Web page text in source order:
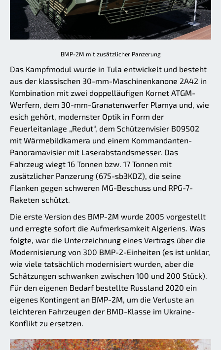
BMP-2M mit zusätzlicher Panzerung
Das Kampfmodul wurde in Tula entwickelt und besteht
aus der klassischen 30-mm-Maschinenkanone 2A42 in
Kombination mit zwei doppelläufigen Kornet ATGM-
Werfern, dem 30-mm-Granatenwerfer Plamya und, wie
esich gehört, modernster Optik in Form der
Feuerleitanlage „Redut“, dem Schützenvisier B09S02
mit Wärmebildkamera und einem Kommandanten-
Panoramavisier mit Laserabstandsmesser. Das
Fahrzeug wiegt 16 Tonnen bzw. 17 Tonnen mit
zusätzlicher Panzerung (675-sb3KDZ), die seine
Flanken gegen schweren MG-Beschuss und RPG-7-
Raketen schützt.
Die erste Version des BMP-2M wurde 2005 vorgestellt
und erregte sofort die Aufmerksamkeit Algeriens. Was
folgte, war die Unterzeichnung eines Vertrags über die
Modernisierung von 300 BMP-2-Einheiten (es ist unklar,
wie viele tatsächlich modernisiert wurden, aber die
Schätzungen schwanken zwischen 100 und 200 Stück).
Für den eigenen Bedarf bestellte Russland 2020 ein
eigenes Kontingent an BMP-2M, um die Verluste an
leichteren Fahrzeugen der BMD-Klasse im Ukraine-
Konflikt zu ersetzen.